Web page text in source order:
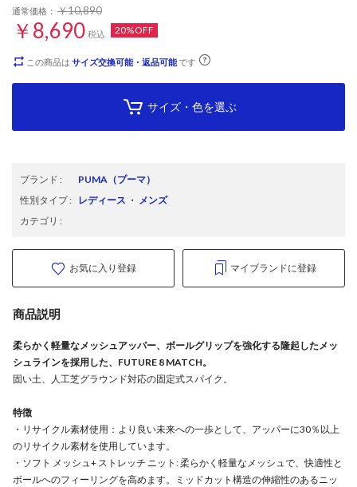
通常価格： ￥10,890
￥8,690 税込 20%OFF
この商品は サイズ交換可能・返品可能です
サイズ・色を選ぶ
ブランド : PUMA （プーマ）
性別タイプ: レディース ・ メンズ
カテゴリ :
お気に入り登録 マイブランドに登録
商品説明
柔らかく軽量なメッシュアッパー、ボールグリップを強化する隆起したメッ
シュラインを採用した、FUTURE 8 MATCH。
固い土、人工芝グラウンド対応の固定式スパイク。
特徴
・リサイクル素材使用：より良い未来への一歩として、アッパーに30％以上
のリサイクル素材を使用しています。
・ソフト メッシュ+ ストレッチ ニット: 柔らかく軽量なメッシュで、快適性と
ボールへのフィーリングを高めます。ミッドカット構造の伸縮性のあるニッ